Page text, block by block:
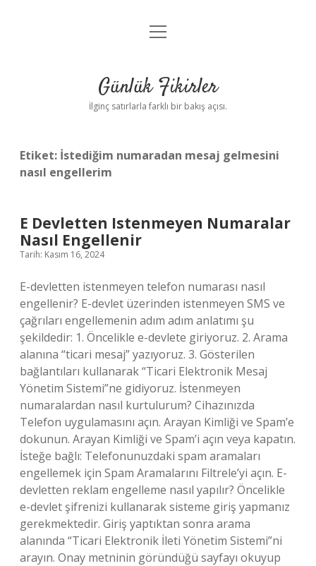
Anasayfa
Yasal Uyarı
menüyü
Günlük Fikirler
İlginç satırlarla farklı bir bakış açısı.
Etiket: İstediğim numaradan mesaj gelmesini
nasıl engellerim
E Devletten Istenmeyen Numaralar
Nasıl Engellenir
Tarih: Kasım 16, 2024
E-devletten istenmeyen telefon numarası nasıl
engellenir? E-devlet üzerinden istenmeyen SMS ve
çağrıları engellemenin adım adım anlatımı şu
şekildedir: 1. Öncelikle e-devlete giriyoruz. 2. Arama
alanına “ticari mesaj” yazıyoruz. 3. Gösterilen
bağlantıları kullanarak “Ticari Elektronik Mesaj
Yönetim Sistemi”ne gidiyoruz. İstenmeyen
numaralardan nasıl kurtulurum? Cihazınızda
Telefon uygulamasını açın. Arayan Kimliği ve Spam’e
dokunun. Arayan Kimliği ve Spam’i açın veya kapatın.
İsteğe bağlı: Telefonunuzdaki spam aramaları
engellemek için Spam Aramalarını Filtrele’yi açın. E-
devletten reklam engelleme nasıl yapılır? Öncelikle
e-devlet şifrenizi kullanarak sisteme giriş yapmanız
gerekmektedir. Giriş yaptıktan sonra arama
alanında “Ticari Elektronik İleti Yönetim Sistemi”ni
arayın. Onay metninin göründüğü sayfayı okuyup